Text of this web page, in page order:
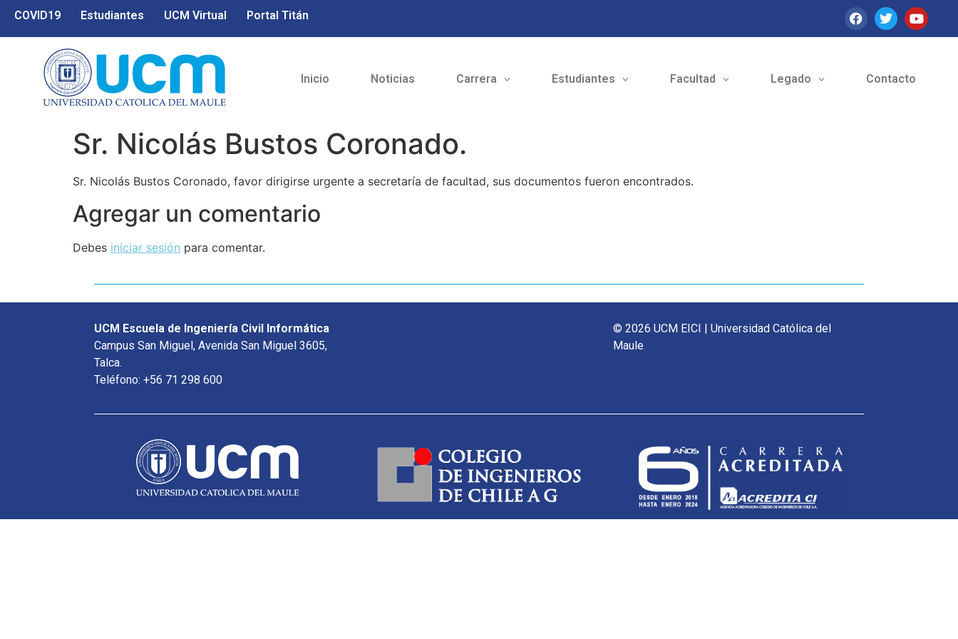
COVID19 Estudiantes UCM Virtual Portal Titán
Inicio Noticias Carrera Estudiantes Facultad Legado Contacto
Sr. Nicolás Bustos Coronado.
Sr. Nicolás Bustos Coronado, favor dirigirse urgente a secretaría de facultad, sus documentos fueron encontrados.
Agregar un comentario
Debes iniciar sesión para comentar.
UCM Escuela de Ingeniería Civil Informática
Campus San Miguel, Avenida San Miguel 3605,
Talca.
Teléfono: +56 71 298 600
© 2026 UCM EICI | Universidad Católica del
Maule